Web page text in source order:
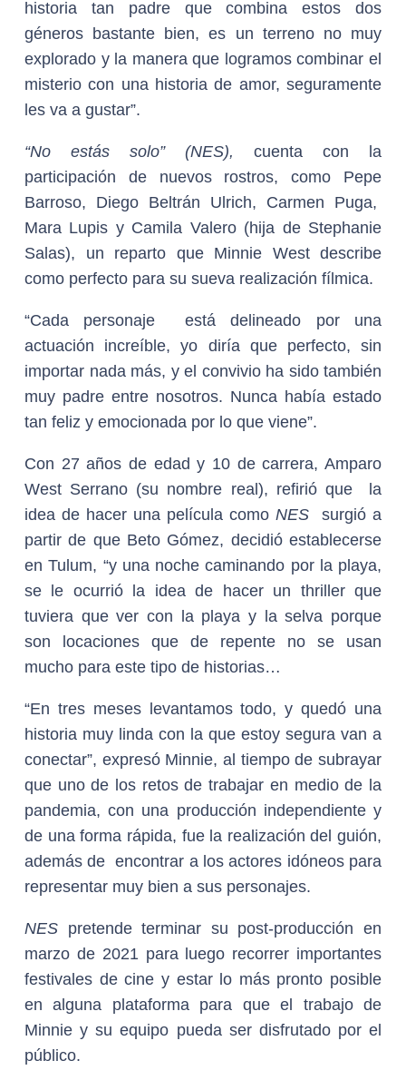
historia tan padre que combina estos dos
géneros bastante bien, es un terreno no muy
explorado y la manera que logramos combinar el
misterio con una historia de amor, seguramente
les va a gustar”.
“No estás solo” (NES), cuenta con la
participación de nuevos rostros, como Pepe
Barroso, Diego Beltrán Ulrich, Carmen Puga,
Mara Lupis y Camila Valero (hija de Stephanie
Salas), un reparto que Minnie West describe
como perfecto para su sueva realización fílmica.
“Cada personaje está delineado por una
actuación increíble, yo diría que perfecto, sin
importar nada más, y el convivio ha sido también
muy padre entre nosotros. Nunca había estado
tan feliz y emocionada por lo que viene”.
Con 27 años de edad y 10 de carrera, Amparo
West Serrano (su nombre real), refirió que la
idea de hacer una película como NES surgió a
partir de que Beto Gómez, decidió establecerse
en Tulum, “y una noche caminando por la playa,
se le ocurrió la idea de hacer un thriller que
tuviera que ver con la playa y la selva porque
son locaciones que de repente no se usan
mucho para este tipo de historias…
“En tres meses levantamos todo, y quedó una
historia muy linda con la que estoy segura van a
conectar”, expresó Minnie, al tiempo de subrayar
que uno de los retos de trabajar en medio de la
pandemia, con una producción independiente y
de una forma rápida, fue la realización del guión,
además de encontrar a los actores idóneos para
representar muy bien a sus personajes.
NES pretende terminar su post-producción en
marzo de 2021 para luego recorrer importantes
festivales de cine y estar lo más pronto posible
en alguna plataforma para que el trabajo de
Minnie y su equipo pueda ser disfrutado por el
público.